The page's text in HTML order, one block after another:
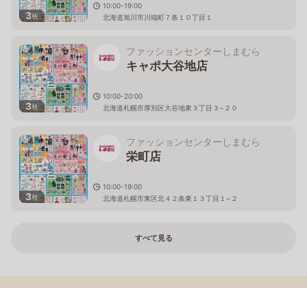
3枚
10:00-19:00
北海道旭川市川端町７条１０丁目１
3枚
ファッションセンターしまむら
キャポ大谷地店
10:00-20:00
北海道札幌市厚別区大谷地東３丁目３−２０
3枚
ファッションセンターしまむら
栄町店
10:00-19:00
北海道札幌市東区北４２条東１３丁目１−２
すべて見る